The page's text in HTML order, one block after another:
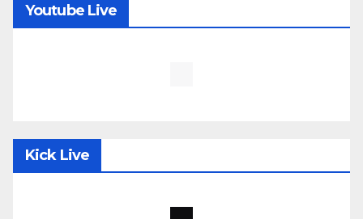
Youtube Live
Kick Live